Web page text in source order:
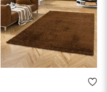
Grau Türkis